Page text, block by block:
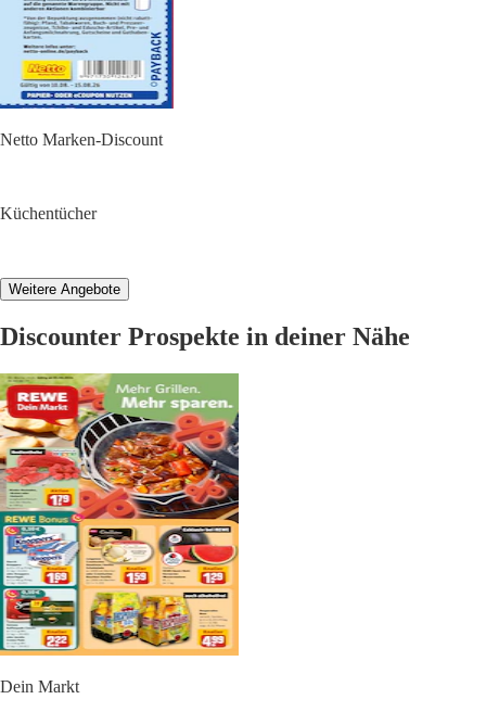
Netto Marken-Discount
Küchentücher
Weitere Angebote
Discounter Prospekte in deiner Nähe
Dein Markt